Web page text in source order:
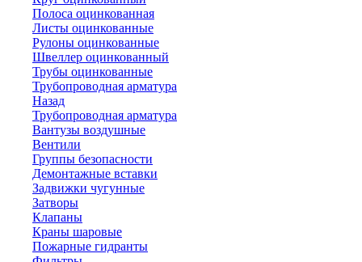
Полоса оцинкованная
Листы оцинкованные
Рулоны оцинкованные
Швеллер оцинкованный
Трубы оцинкованные
Трубопроводная арматура
Назад
Трубопроводная арматура
Вантузы воздушные
Вентили
Группы безопасности
Демонтажные вставки
Задвижки чугунные
Затворы
Клапаны
Краны шаровые
Пожарные гидранты